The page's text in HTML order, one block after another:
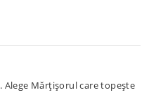
Alege Mărțișorul care topește